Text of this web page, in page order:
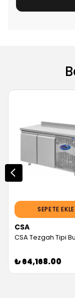
SEPETE EKLE
CSA
₺ 64,168.00